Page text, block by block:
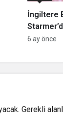
İngiltere
Çin
6 ay önce
Gerekli